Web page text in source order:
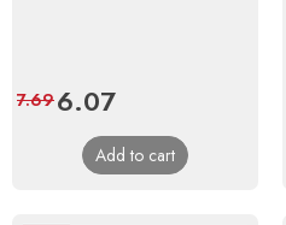
Price
6.07Regular
price
7.69
Add to cart